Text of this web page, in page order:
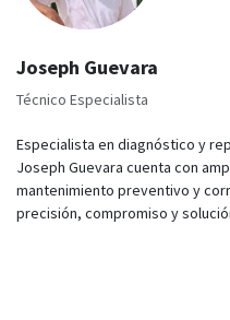
Joseph Guevara
Técnico Especialista
Especialista en diagnóstico y
Joseph Guevara cuenta con
mantenimiento preventivo y
precisión, compromiso y